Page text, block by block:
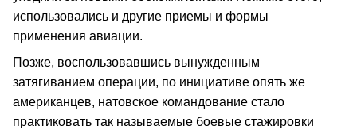
использовались и другие приемы и формы
применения авиации.
Позже, воспользовавшись вынужденным
затягиванием операции, по инициативе опять же
американцев, натовское командование стало
практиковать так называемые боевые стажировки